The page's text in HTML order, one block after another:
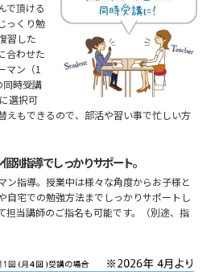
で頂ける
っくり勉
習した
合わせた
マン（1
同時受講
選択可
えもできるので、部活や習い事で忙しい方
別指導でしっかりサポート。
ン指導。授業中は様々な角度からお子様と
自宅での勉強方法までしっかりサポートし
担当講師のご指名も可能です。（別途、指